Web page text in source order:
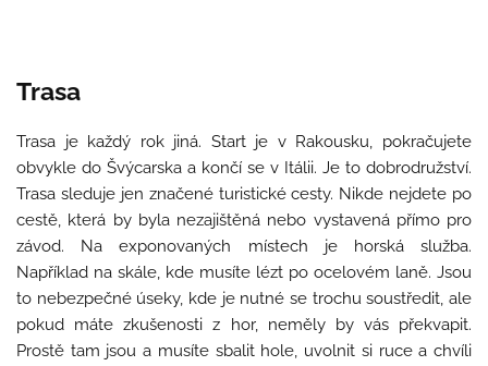
Trasa
Trasa je každý rok jiná. Start je v Rakousku, pokračujete
obvykle do Švýcarska a končí se v Itálii. Je to dobrodružství.
Trasa sleduje jen značené turistické cesty. Nikde nejdete po
cestě, která by byla nezajištěná nebo vystavená přímo pro
závod. Na exponovaných místech je horská služba.
Například na skále, kde musíte lézt po ocelovém laně. Jsou
to nebezpečné úseky, kde je nutné se trochu soustředit, ale
pokud máte zkušenosti z hor, neměly by vás překvapit.
Prostě tam jsou a musíte sbalit hole, uvolnit si ruce a chvíli